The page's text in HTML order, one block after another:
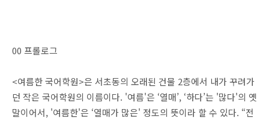
00 프롤로그
<여름한 국어학원>은 서초동의 오래된 건물 2층에서 내가 꾸려가
던 작은 국어학원의 이름이다. '여름'은 ‘열매’, ‘하다’는 '많다'의 옛
말이어서, '여름한'은 ‘열매가 많은' 정도의 뜻이라 할 수 있다. “전